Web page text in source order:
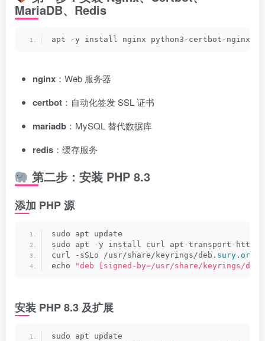
MariaDB、Redis
apt -y install nginx python3-certbot-nginx
nginx ：Web 服务器
certbot ：自动化签发 SSL 证书
mariadb ：MySQL 替代数据库
redis ：缓存服务
第二步：安装 PHP 8.3
添加 PHP 源
sudo apt update
sudo apt -y install curl apt-transport-https
curl -sSLo /usr/share/keyrings/deb. sury . org
echo
"deb [signed-by=/usr/share/keyrings/
安装 PHP 8.3 及扩展
sudo apt update